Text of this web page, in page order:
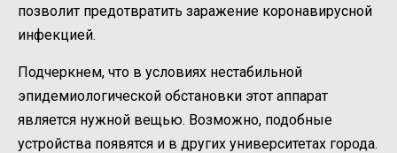
позволит предотвратить заражение коронавирусной
инфекцией.
Подчеркнем, что в условиях нестабильной
эпидемиологической обстановки этот аппарат
является нужной вещью. Возможно, подобные
устройства появятся и в других университетах города.